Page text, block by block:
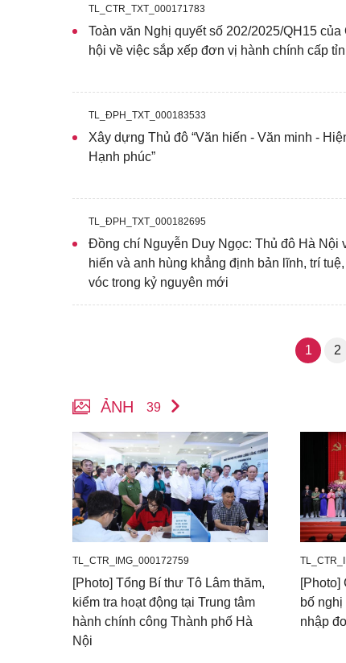
TL_CTR_TXT_000171783
Toàn văn Nghị quyết số 202/2025/QH15 của
hội về việc sắp xếp đơn vị hành chính cấp
TL_ĐPH_TXT_000183533
Xây dựng Thủ đô “Văn hiến - Văn minh -
Hạnh phúc”
TL_ĐPH_TXT_000182695
Đồng chí Nguyễn Duy Ngọc: Thủ đô Hà Nội
hiến và anh hùng khẳng định bản lĩnh, trí
vóc trong kỷ nguyên mới
1 2
ẢNH 39
TL_CTR_IMG_000172759
[Photo] Tổng Bí thư Tô Lâm thăm,
kiểm tra hoạt động tại Trung tâm
hành chính công Thành phố Hà
Nội
[Photo]
bố
nhập